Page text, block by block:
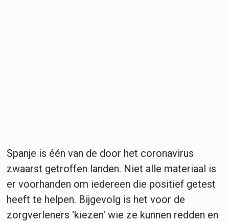
Spanje is één van de door het coronavirus
zwaarst getroffen landen. Niet alle materiaal is
er voorhanden om iedereen die positief getest
heeft te helpen. Bijgevolg is het voor de
zorgverleners 'kiezen' wie ze kunnen redden en